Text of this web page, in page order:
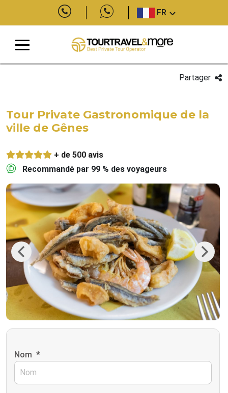
FR
Partager
Tour Private Gastronomique de la
ville de Gênes
+ de 500 avis
Recommandé par 99 % des voyageurs
Previous Next
Nom *